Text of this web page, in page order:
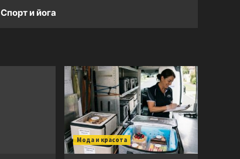
Спорт и йога
Мода и красота